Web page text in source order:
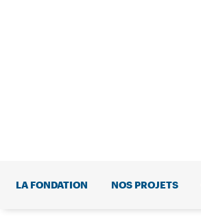
LA FONDATION NOS PROJETS